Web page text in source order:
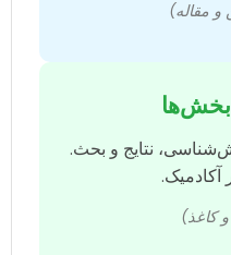
و مقاله)
نتایج و بحث.
آکادمیک.
کاغذ)